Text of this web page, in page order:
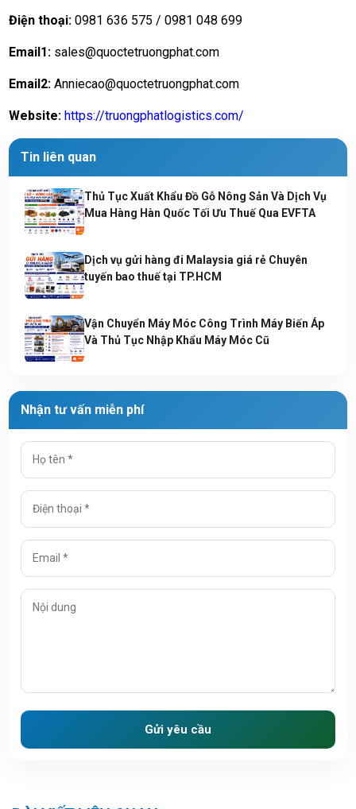
Điện thoại:0981 636 575 / 0981 048 699
Email1: sales@quoctetruongphat.com
Email2:Anniecao@quoctetruongphat.com
Website: https://truongphatlogistics.com/
Tin liên quan
Thủ Tục Xuất Khẩu Đồ Gỗ Nông Sản Và Dịch Vụ
Mua Hàng Hàn Quốc Tối Ưu Thuế Qua EVFTA
Dịch vụ gửi hàng đi Malaysia giá rẻ Chuyên
tuyến bao thuế tại TP.HCM
Vận Chuyển Máy Móc Công Trình Máy Biến Áp
Và Thủ Tục Nhập Khẩu Máy Móc Cũ
Nhận tư vấn miễn phí
Gửi yêu cầu